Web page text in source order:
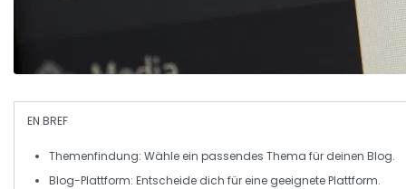
EN BREF
Themenfindung: Wähle ein passendes Thema für deinen Blog.
Blog-Plattform: Entscheide dich für eine geeignete Plattform.